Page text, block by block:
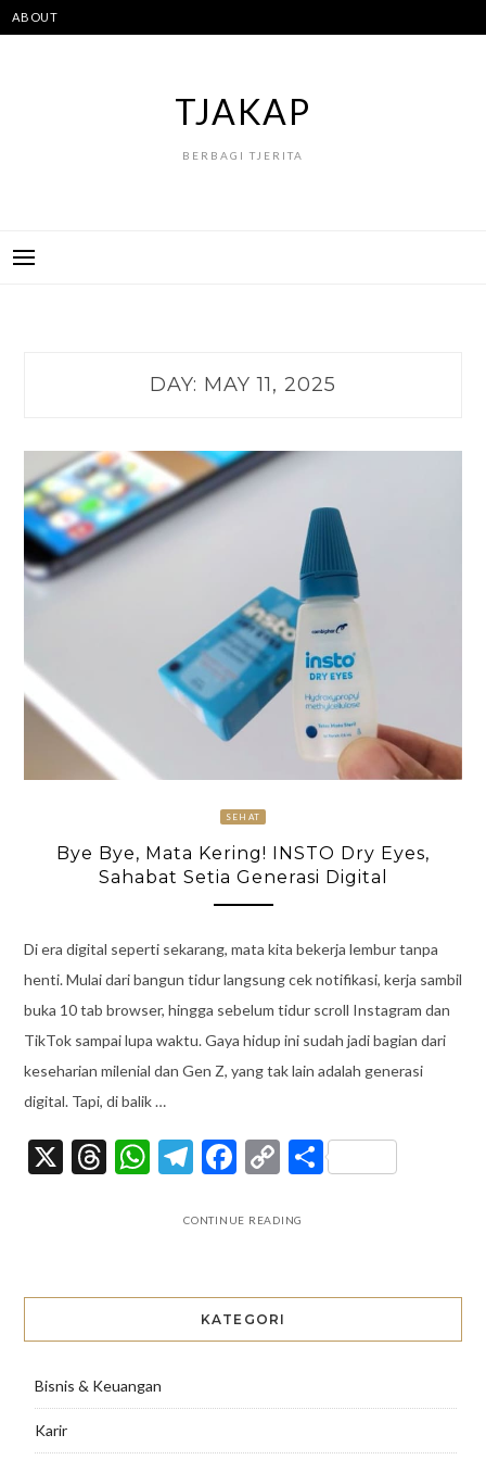
Skip
to
ABOUT
TJAKAP
BERBAGI TJERITA
DAY: MAY 11, 2025
SEHAT
Bye Bye, Mata Kering! INSTO Dry Eyes,
Sahabat Setia Generasi Digital
Di era digital seperti sekarang, mata kita bekerja lembur tanpa
henti. Mulai dari bangun tidur langsung cek notifikasi, kerja sambil
buka 10 tab browser, hingga sebelum tidur scroll Instagram dan
TikTok sampai lupa waktu. Gaya hidup ini sudah jadi bagian dari
keseharian milenial dan Gen Z, yang tak lain adalah generasi
digital. Tapi, di balik …
X Threads
WhatsApp
Telegram
Facebook
CopyShare
CONTINUE READING
KATEGORI
Bisnis & Keuangan
Karir